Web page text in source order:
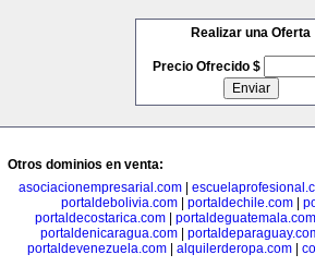
Realizar una Oferta
Precio Ofrecido $
Otros dominios en venta:
asociacionempresarial.com|
portaldebolivia.com| portaldechile.com|
portaldecostarica.com
portaldeguatemala.com
portaldenicaragua.com|
portaldevenezuela.com| alquilerderopa.com|